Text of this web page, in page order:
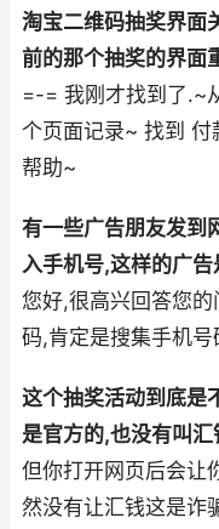
淘宝二维码抽奖界面
前的那个抽奖的界面
=-= 我刚才找到了.~
个页面记录~ 找到 付
帮助~
有一些广告朋友发到
入手机号,这样的广告
您好,很高兴回答您
码,肯定是搜集手机
这个抽奖活动到底是
是官方的,也没有叫
但你打开网页后会让
然没有让汇钱这是诈